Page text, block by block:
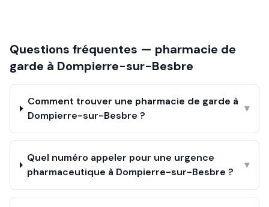
Questions fréquentes — pharmacie de
garde à Dompierre-sur-Besbre
Comment trouver une pharmacie de garde à
Dompierre-sur-Besbre ?
▾
Quel numéro appeler pour une urgence
pharmaceutique à Dompierre-sur-Besbre ?
▾